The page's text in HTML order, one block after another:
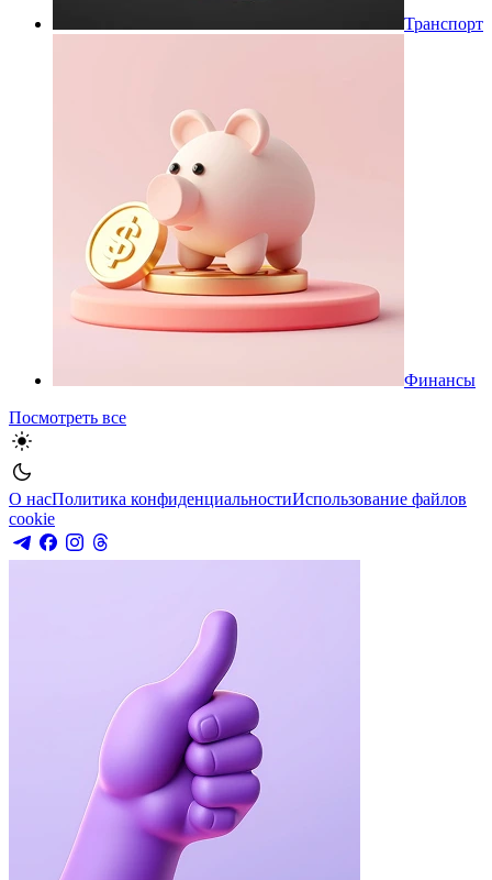
Транспорт
Финансы
Посмотреть все
О насПолитика конфиденциальностиИспользование файлов
cookie